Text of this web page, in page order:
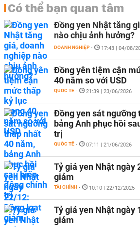
Có thể bạn quan tâm
Đồng yen Nhật tăng
nào chịu ảnh hưởng?
DOANH NGHIỆP - 17:43 | 04/08/
Đồng yên tiệm cận
40 năm so với USD
QUỐC TẾ - 21:39 | 23/06/2026
Đồng yen sát ngưỡng
bảng Anh phục hồi
trị
QUỐC TẾ - 07:11 | 21/06/2026
Tỷ giá yen Nhật ngày
giảm
TÀI CHÍNH - 10:10 | 22/12/2025
Tỷ giá yen Nhật ngày
giảm